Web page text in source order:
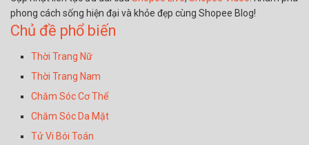
phong cách sống hiện đại và khỏe đẹp cùng Shopee Blog!
Chủ đề phổ biến
Thời Trang Nữ
Thời Trang Nam
Chăm Sóc Cơ Thể
Chăm Sóc Da Mặt
Tử Vi Bói Toán